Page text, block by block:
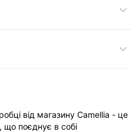
від магазину Camellia - це
що поєднує в собі